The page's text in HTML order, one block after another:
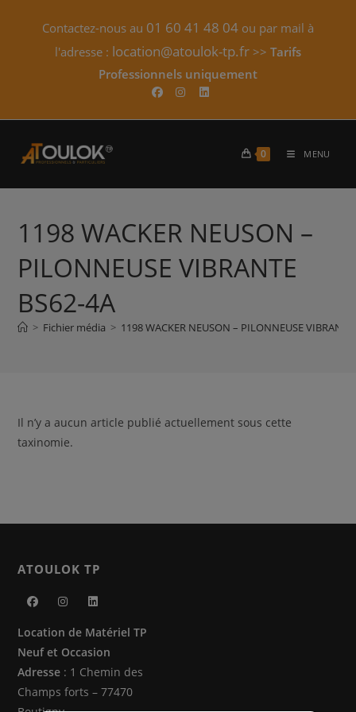
Contactez-nous au 01 60 41 48 04 ou par mail à
l'adresse : location@atoulok-tp.fr >> Tarifs
Professionnels uniquement​
0 MENU
1198 WACKER NEUSON –
PILONNEUSE VIBRANTE
BS62-4A
> Fichier média > 1198 WACKER NEUSON – PILONNEUSE
Il n’y a aucun article publié actuellement sous cette
taxinomie.
ATOULOK TP
dans
un
nouvel
onglet
dans
un
nouvel
onglet
dans
un
nouvel
onglet
Location de Matériel TP
Neuf et Occasion
Adresse : 1 Chemin des
Champs forts – 77470